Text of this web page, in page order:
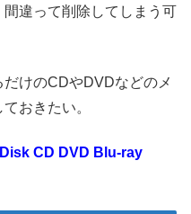
違って削除してしまう可
けのCDやDVDなどのメ
おきたい。
CD DVD Blu-ray